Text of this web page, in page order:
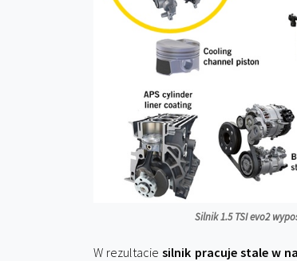
Silnik 1.5 TSI evo2
W rezultaciesilnik pracuje stale w